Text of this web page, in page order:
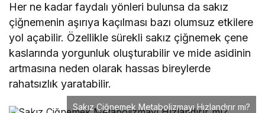
Her ne kadar faydalı yönleri bulunsa da sakız
çiğnemenin aşırıya kaçılması bazı olumsuz etkilere
yol açabilir. Özellikle sürekli sakız çiğnemek çene
kaslarında yorgunluk oluşturabilir ve mide asidinin
artmasına neden olarak hassas bireylerde
rahatsızlık yaratabilir.
Sakız Çiğnemek Metabolizmayı Hızlandırır mı?